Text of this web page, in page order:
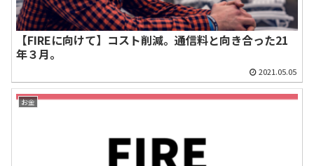
【FIREに向けて】コスト削減。通信料と向き合った21
年３月。
2021.05.05
お金